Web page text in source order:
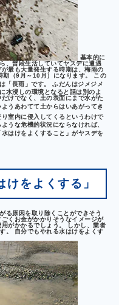
基本的に
、普段生活していてヤスデに遭遇
最も大量発生する時期は、梅雨の
期（9月～10月）になります。 この
「長雨」 です。 ふだんはジメジメ
水浸しの環境となると話は別のよ
けでなく、土の表面にまで水がた
うあわてて土からはいあがってき
室内に侵入してくるというわけで
うな危機的状況にならなければ、
水はけをよくすること」 がヤスデを
をよくする」
る原因を取り除くことができそう
くお金がかかりそうなイメージが
がかかるでしょう。 しかし、業者
。 自分でもやれる水はけをよくす